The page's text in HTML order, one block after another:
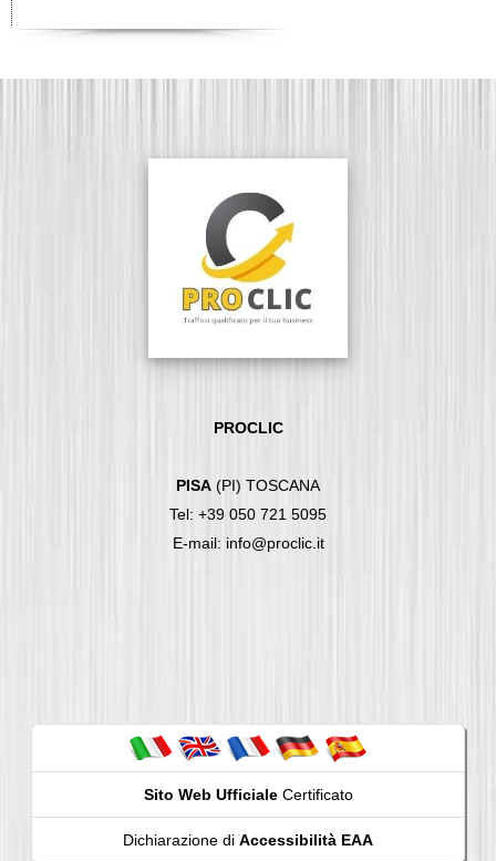
PROCLIC
PISA (PI) TOSCANA
Tel: +39 050 721 5095
E-mail: info@proclic.it
Sito Web UfficialeCertificato
Dichiarazione di Accessibilità EAA